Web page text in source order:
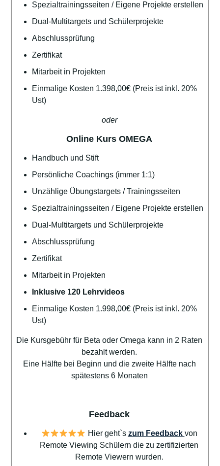
Spezialtrainingsseiten / Eigene Projekte erstellen
Dual-Multitargets und Schülerprojekte
Abschlussprüfung
Zertifikat
Mitarbeit in Projekten
Einmalige Kosten 1.398,00€ (Preis ist inkl. 20%
Ust)
oder
Online Kurs OMEGA
Handbuch und Stift
Persönliche Coachings (immer 1:1)
Unzählige Übungstargets / Trainingsseiten
Spezialtrainingsseiten / Eigene Projekte erstellen
Dual-Multitargets und Schülerprojekte
Abschlussprüfung
Zertifikat
Mitarbeit in Projekten
Inklusive 120 Lehrvideos
Einmalige Kosten 1.998,00€ (Preis ist inkl. 20%
Ust)
Die Kursgebühr für Beta oder Omega kann in 2 Raten
bezahlt werden.
Eine Hälfte bei Beginn und die zweite Hälfte nach
spätestens 6 Monaten
Feedback
Hier geht`s zum Feedback von
Remote Viewing Schülern die zu zertifizierten
Remote Viewern wurden.